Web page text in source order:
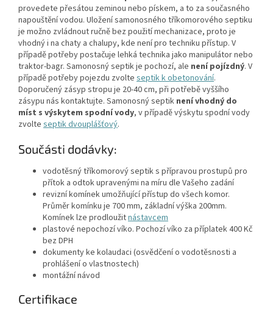
provedete přesátou zeminou nebo pískem, a to za současného
napouštění vodou. Uložení samonosného tříkomorového septiku
je možno zvládnout ručně bez použití mechanizace, proto je
vhodný i na chaty a chalupy, kde není pro techniku přístup. V
případě potřeby postačuje lehká technika jako manipulátor nebo
traktor-bagr. Samonosný septik je pochozí, ale není pojízdný. V
případě potřeby pojezdu zvolte septik k obetonování.
Doporučený zásyp stropu je 20-40 cm, při potřebě vyššího
zásypu nás kontaktujte. Samonosný septik není vhodný do
míst s výskytem spodní vody, v případě výskytu spodní vody
zvolte septik dvouplášťový.
Součásti dodávky:
vodotěsný tříkomorový septik s přípravou prostupů pro
přítok a odtok upravenými na míru dle Vašeho zadání
revizní komínek umožňující přístup do všech komor.
Průměr komínku je 700 mm, základní výška 200mm.
Komínek lze prodloužitnástavcem
plastové nepochozí víko. Pochozí víko za příplatek 400 Kč
bez DPH
dokumenty ke kolaudaci (osvědčení o vodotěsnosti a
prohlášení o vlastnostech)
montážní návod
Certifikace